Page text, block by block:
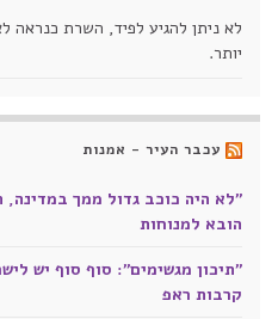
לא ניתן להגיע לפיד, השרת כנראה
יותר.
עכבר העיר - אמנות
"לא היה כוכב גדול ממך במדינה,
הובא למנוחות
"תיכון מגשימים": סוף סוף יש
קרבות ראפ